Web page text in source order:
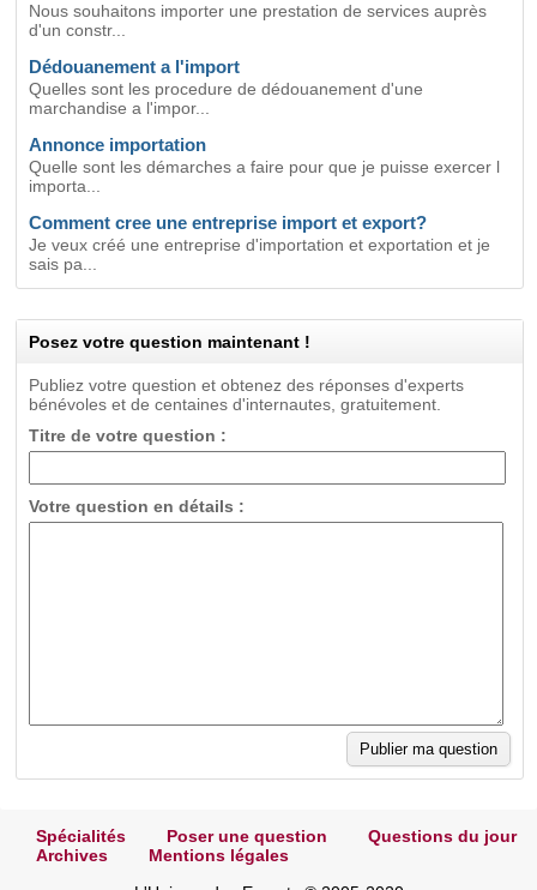
Nous souhaitons importer une prestation de services auprès
d'un constr...
Dédouanement a l'import
Quelles sont les procedure de dédouanement d'une
marchandise a l'impor...
Annonce importation
Quelle sont les démarches a faire pour que je puisse exercer l
importa...
Comment cree une entreprise import et export?
Je veux créé une entreprise d'importation et exportation et je
sais pa...
Posez votre question maintenant !
Publiez votre question et obtenez des réponses d'experts
bénévoles et de centaines d'internautes, gratuitement.
Titre de votre question :
Votre question en détails :
Spécialités Poser une question
Questions du jour
Archives
Mentions légales